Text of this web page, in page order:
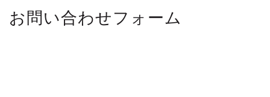
お問い合わせフォーム